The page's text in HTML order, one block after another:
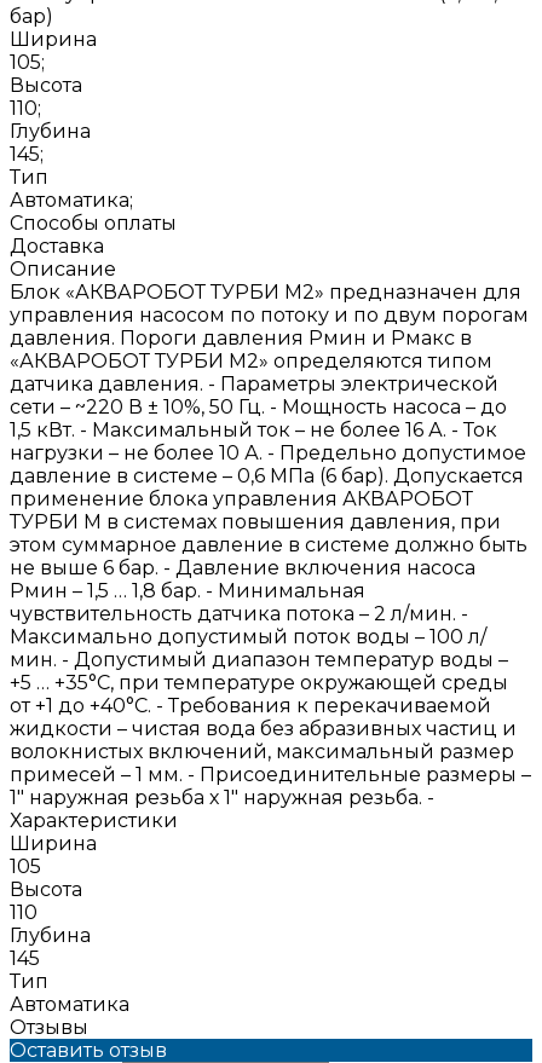
бар)
Ширина
105;
Высота
110;
Глубина
145;
Тип
Автоматика;
Способы оплаты
Доставка
Описание
Блок «АКВАРОБОТ ТУРБИ М2» предназначен для
управления насосом по потоку и по двум порогам
давления. Пороги давления Рмин и Рмакс в
«АКВАРОБОТ ТУРБИ М2» определяются типом
датчика давления. - Параметры электрической
сети – ~220 В ± 10%, 50 Гц. - Мощность насоса – до
1,5 кВт. - Максимальный ток – не более 16 А. - Ток
нагрузки – не более 10 А. - Предельно допустимое
давление в системе – 0,6 МПа (6 бар). Допускается
применение блока управления АКВАРОБОТ
ТУРБИ М в системах повышения давления, при
этом суммарное давление в системе должно быть
не выше 6 бар. - Давление включения насоса
Рмин – 1,5 … 1,8 бар. - Минимальная
чувствительность датчика потока – 2 л/мин. -
Максимально допустимый поток воды – 100 л/
мин. - Допустимый диапазон температур воды –
+5 … +35°С, при температуре окружающей среды
от +1 до +40°С. - Требования к перекачиваемой
жидкости – чистая вода без абразивных частиц и
волокнистых включений, максимальный размер
примесей – 1 мм. - Присоединительные размеры –
1" наружная резьба х 1" наружная резьба. -
Характеристики
Ширина
105
Высота
110
Глубина
145
Тип
Автоматика
Отзывы
Оставить отзыв